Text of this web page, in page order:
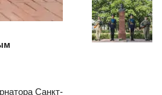
Санкт-